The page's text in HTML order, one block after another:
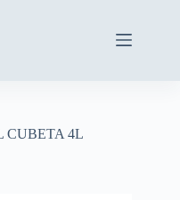
CUBETA 4L